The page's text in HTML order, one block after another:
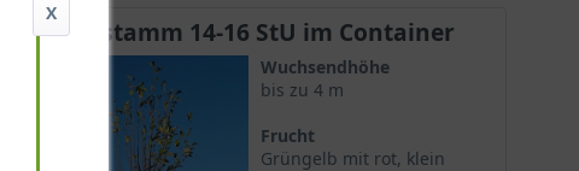
Halbstamm 14-16 StU im Container
Wuchsendhöhe
bis zu 4 m
Frucht
Grüngelb mit rot, klein
X